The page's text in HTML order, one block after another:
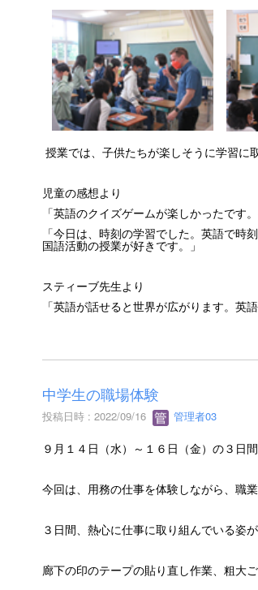
授業では、子供たちが楽しそうに学習に
児童の感想より
「英語のクイズゲームが楽しかったです
「今日は、時刻の学習でした。英語で
国語活動の授業が好きです。」
スティーブ先生より
「英語が話せると世界が広がります。英
中学生の職場体験
投稿日時 : 2022/09/16 管理者03
９月１４日（水）～１６日（金）の３日
今回は、用務の仕事を体験しながら、職
３日間、熱心に仕事に取り組んでいる姿
廊下の印のテープの貼り直し作業、粗大